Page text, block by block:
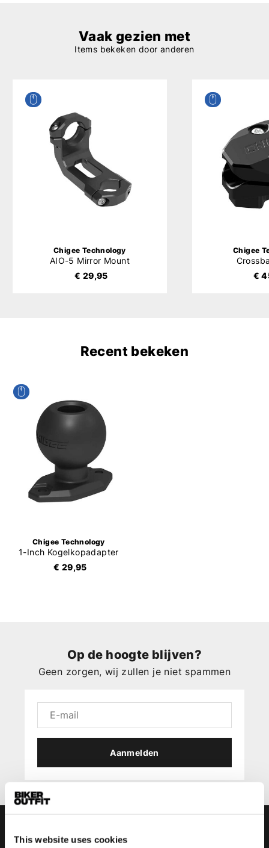
This website uses cookies
Vaak gezien met
Items bekeken door anderen
Chigee Technology
AIO-5 Mirror Mount
€ 29,95
Chigee
€
Recent bekeken
Chigee Technology
1-Inch Kogelkopadapter
€ 29,95
Op de hoogte blijven?
Geen zorgen, wij zullen je niet spammen
Aanmelden